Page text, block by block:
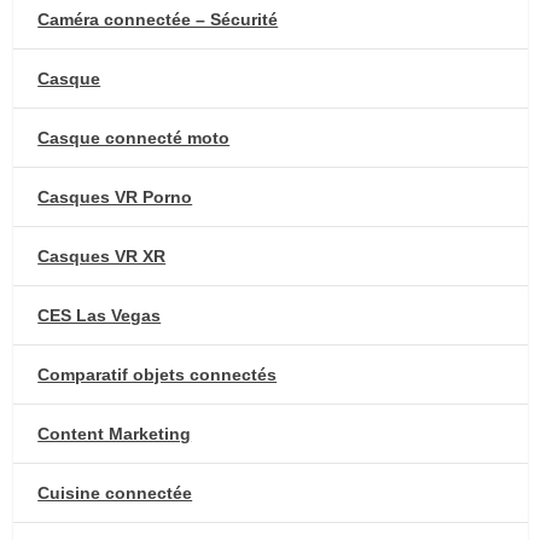
Caméra connectée – Sécurité
Casque
Casque connecté moto
Casques VR Porno
Casques VR XR
CES Las Vegas
Comparatif objets connectés
Content Marketing
Cuisine connectée